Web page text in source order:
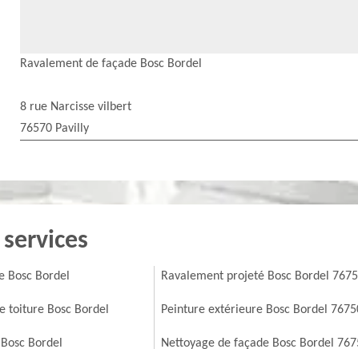
Ravalement de façade Bosc Bordel
8 rue Narcisse vilbert
76570 Pavilly
Bosc Bordel
toiture Bosc Bordel
Bordel
Ravalement projeté Bosc Bordel
Peinture extérieure Bosc Bordel
Nettoyage de façade Bosc Bordel